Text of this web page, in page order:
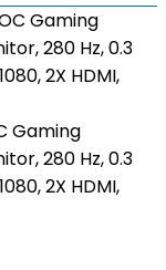
Gaming
280 Hz, 0.3
2X HDMI,